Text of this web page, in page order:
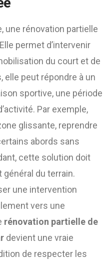
une rénovation partielle
permet d’intervenir
du court et de
elle peut répondre à un
sportive, une période
Par exemple,
glissante, reprendre
abords sans
cette solution doit
général du terrain.
une intervention
vers une
rénovation partielle de
devient une vraie
de respecter les